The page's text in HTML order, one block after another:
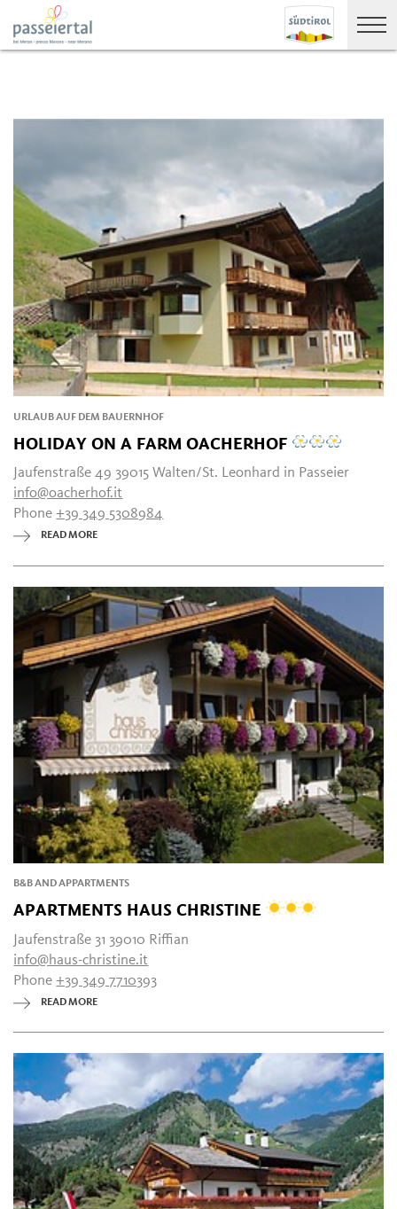
URLAUB AUF DEM BAUERNHOF
HOLIDAY ON A FARM OACHERHOF
Jaufenstraße 49 39015 Walten/St. Leonhard in Passeier
info@oacherhof.it
Phone+39 349 5308984
READ MORE
B&B AND APPARTMENTS
APARTMENTS HAUS CHRISTINE
Jaufenstraße 31 39010 Riffian
info@haus-christine.it
Phone+39 349 7710393
READ MORE